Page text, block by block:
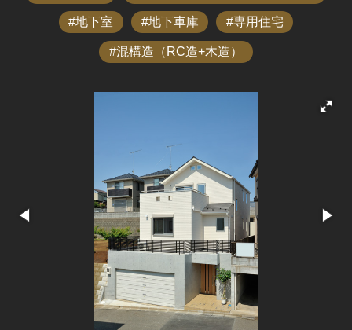
地下室 地下車庫 専用住宅
混構造（RC造+木造）